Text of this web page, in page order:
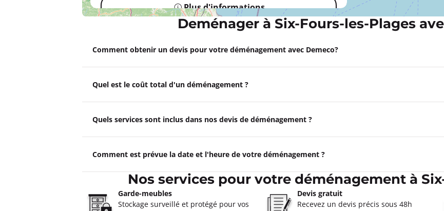
Plus d'informations
Un devis ? Appeler
Fermé actuellement.Ouvre à 09:00
Un devis ? Appeler
Garde Meubles MAZUCCO Marseille 11ème
4,8 12 avis
Fermé actuellement.
20 Trav. de la Montre 13011 Marseille
Deménager à Six-Fours-les-Plages
Comment obtenir un devis pour votre déménagement avec Demeco?
Quel est le coût total d'un déménagement ?
Quels services sont inclus dans nos devis de déménagement ?
Comment est prévue la date et l'heure de votre déménagement ?
Nos services pour votre déménagement à
Garde-meubles
Stockage surveillé et protégé pour vos
Devis gratuit
Recevez un devis précis sous 48h